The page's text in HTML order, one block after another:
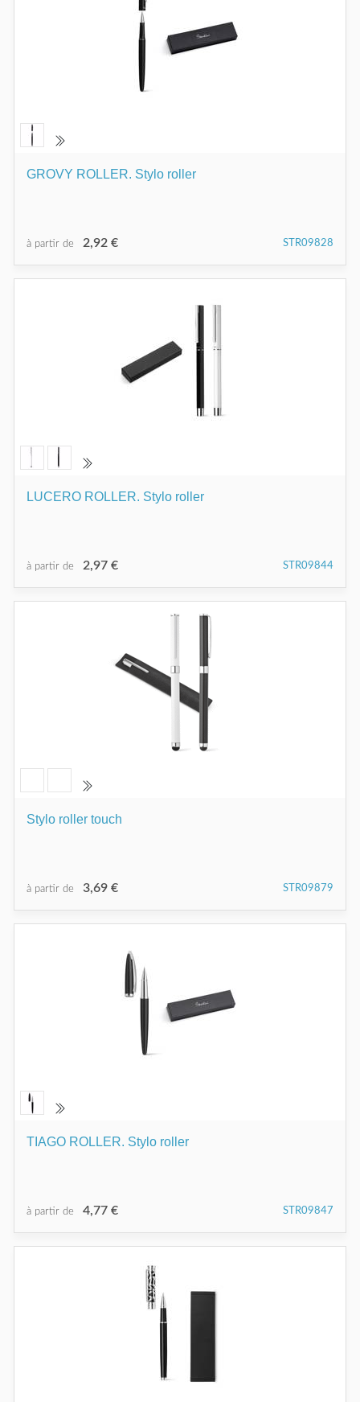
GROVY ROLLER. Stylo roller
à partir de 2,92 € STR09828
LUCERO ROLLER. Stylo roller
à partir de 2,97 € STR09844
Stylo roller touch
à partir de 3,69 € STR09879
TIAGO ROLLER. Stylo roller
à partir de 4,77 € STR09847